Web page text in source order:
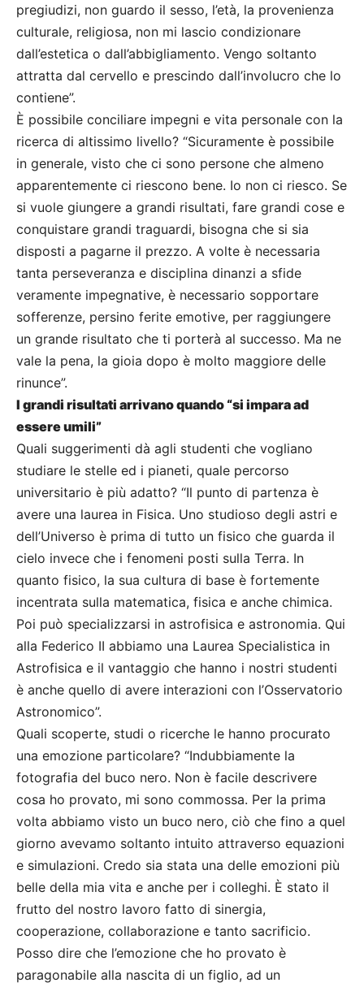
pregiudizi, non guardo il sesso, l’età, la provenienza
culturale, religiosa, non mi lascio condizionare
dall’estetica o dall’abbigliamento. Vengo soltanto
attratta dal cervello e prescindo dall’involucro che lo
contiene”.
È possibile conciliare impegni e vita personale con la
ricerca di altissimo livello? “Sicuramente è possibile
in generale, visto che ci sono persone che almeno
apparentemente ci riescono bene. Io non ci riesco. Se
si vuole giungere a grandi risultati, fare grandi cose e
conquistare grandi traguardi, bisogna che si sia
disposti a pagarne il prezzo. A volte è necessaria
tanta perseveranza e disciplina dinanzi a sfide
veramente impegnative, è necessario sopportare
sofferenze, persino ferite emotive, per raggiungere
un grande risultato che ti porterà al successo. Ma ne
vale la pena, la gioia dopo è molto maggiore delle
rinunce”.
I grandi risultati arrivano quando “si impara ad
essere umili”
Quali suggerimenti dà agli studenti che vogliano
studiare le stelle ed i pianeti, quale percorso
universitario è più adatto? “Il punto di partenza è
avere una laurea in Fisica. Uno studioso degli astri e
dell’Universo è prima di tutto un fisico che guarda il
cielo invece che i fenomeni posti sulla Terra. In
quanto fisico, la sua cultura di base è fortemente
incentrata sulla matematica, fisica e anche chimica.
Poi può specializzarsi in astrofisica e astronomia. Qui
alla Federico II abbiamo una Laurea Specialistica in
Astrofisica e il vantaggio che hanno i nostri studenti
è anche quello di avere interazioni con l’Osservatorio
Astronomico”.
Quali scoperte, studi o ricerche le hanno procurato
una emozione particolare? “Indubbiamente la
fotografia del buco nero. Non è facile descrivere
cosa ho provato, mi sono commossa. Per la prima
volta abbiamo visto un buco nero, ciò che fino a quel
giorno avevamo soltanto intuito attraverso equazioni
e simulazioni. Credo sia stata una delle emozioni più
belle della mia vita e anche per i colleghi. È stato il
frutto del nostro lavoro fatto di sinergia,
cooperazione, collaborazione e tanto sacrificio.
Posso dire che l’emozione che ho provato è
paragonabile alla nascita di un figlio, ad un